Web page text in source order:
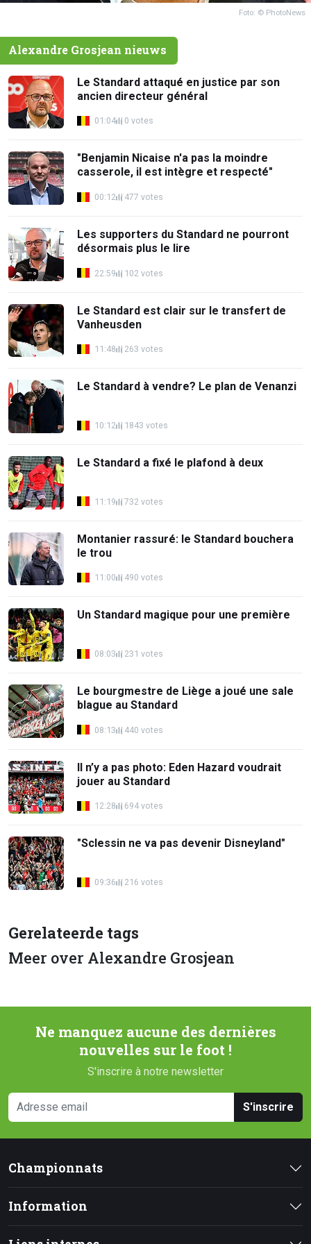
Foto: © PhotoNews
Alexandre Grosjean nieuws
Le Standard attaqué en justice par son
ancien directeur général
01:04 0 votes
"Benjamin Nicaise n'a pas la moindre
casserole, il est intègre et respecté"
00:12 477 votes
Les supporters du Standard ne pourront
désormais plus le lire
22:59 102 votes
Le Standard est clair sur le transfert de
Vanheusden
11:48 263 votes
Le Standard à vendre? Le plan de Venanzi
10:12 1843 votes
Le Standard a fixé le plafond à deux
11:19 732 votes
Montanier rassuré: le Standard bouchera
le trou
11:00 490 votes
Un Standard magique pour une première
08:03 231 votes
Le bourgmestre de Liège a joué une sale
blague au Standard
08:13 440 votes
Il n’y a pas photo: Eden Hazard voudrait
jouer au Standard
12:28 694 votes
"Sclessin ne va pas devenir Disneyland"
09:36 216 votes
Gerelateerde tags
Meer over Alexandre Grosjean
Ne manquez aucune des dernières
nouvelles sur le foot !
S'inscrire à notre newsletter
S'inscrire
Championnats
Information